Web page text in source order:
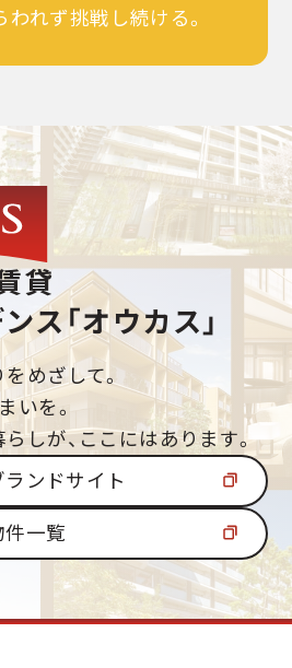
われず挑戦し続ける。
貸
ス「オウカス」
めざして。
いを。
しが、ここにはあります。
ランドサイト
件一覧